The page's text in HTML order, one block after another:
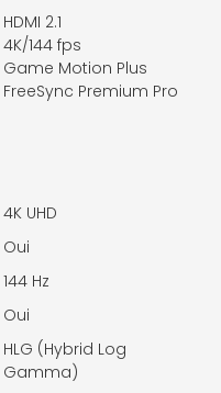
HDMI 2.1
4K/144 fps
Game Motion Plus
FreeSync Premium Pro
4K UHD
Oui
144 Hz
Oui
HLG (Hybrid Log
Gamma)